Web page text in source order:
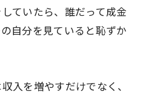
ていたら、誰だって成金
自分を見ていると恥ずか
入を増やすだけでなく、